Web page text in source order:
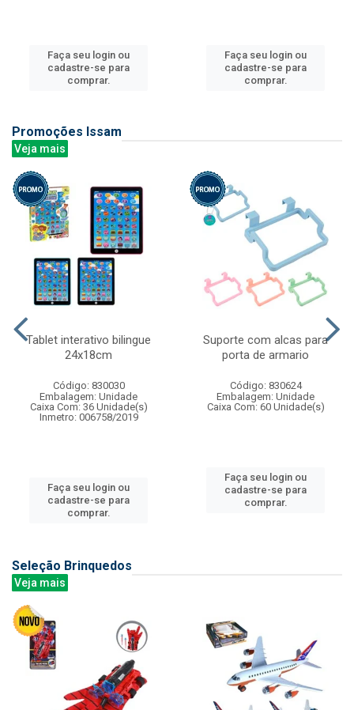
Faça seu login ou
cadastre-se para
comprar.
Faça seu login ou
cadastre-se para
comprar.
Promoções Issam
Veja mais
Tablet interativo bilingue
24x18cm
Código: 830030
Embalagem: Unidade
Caixa Com: 36 Unidade(s)
Inmetro: 006758/2019
Faça seu login ou
cadastre-se para
comprar.
Suporte com alcas para
porta de armario
Código: 830624
Embalagem: Unidade
Caixa Com: 60 Unidade(s)
Faça seu login ou
cadastre-se para
comprar.
Seleção Brinquedos
Veja mais